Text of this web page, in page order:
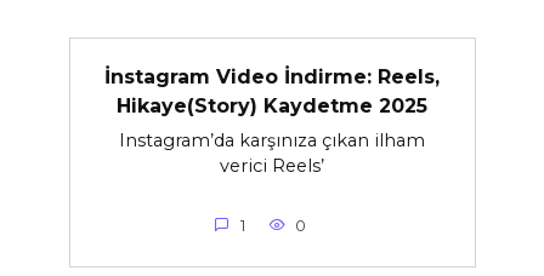
İnstagram Video İndirme: Reels,
Hikaye(Story) Kaydetme 2025
Instagram’da karşınıza çıkan ilham
verici Reels’
1 0